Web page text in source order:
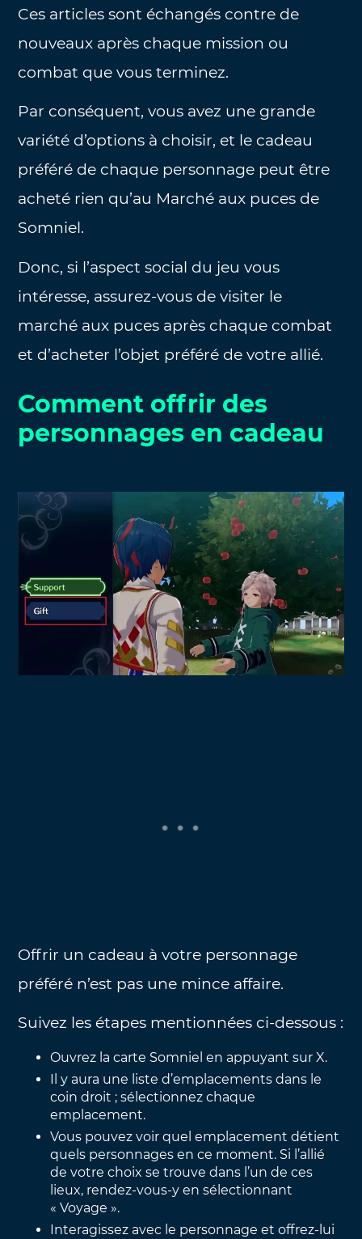
Ces articles sont échangés contre de
nouveaux après chaque mission ou
combat que vous terminez.
Par conséquent, vous avez une grande
variété d’options à choisir, et le cadeau
préféré de chaque personnage peut être
acheté rien qu’au Marché aux puces de
Somniel.
Donc, si l’aspect social du jeu vous
intéresse, assurez-vous de visiter le
marché aux puces après chaque combat
et d’acheter l’objet préféré de votre allié.
Comment offrir des
personnages en cadeau
Offrir un cadeau à votre personnage
préféré n’est pas une mince affaire.
Suivez les étapes mentionnées ci-dessous :
Ouvrez la carte Somniel en appuyant sur X.
Il y aura une liste d’emplacements dans le
coin droit ; sélectionnez chaque
emplacement.
Vous pouvez voir quel emplacement détient
quels personnages en ce moment. Si l’allié
de votre choix se trouve dans l’un de ces
lieux, rendez-vous-y en sélectionnant
« Voyage ».
Interagissez avec le personnage et offrez-lui